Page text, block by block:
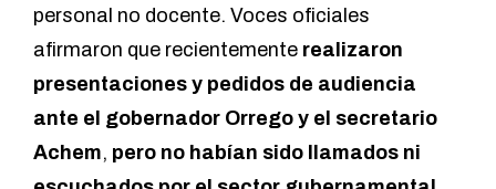
personal no docente. Voces oficiales
afirmaron que recientemente realizaron
presentaciones y pedidos de audiencia
ante el gobernador Orrego y el secretario
Achem, pero no habían sido llamados ni